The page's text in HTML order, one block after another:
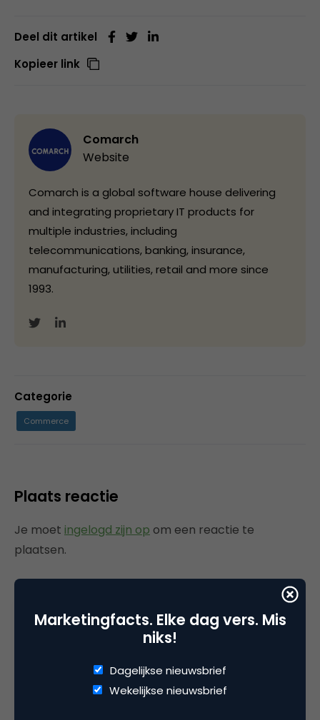
Deel dit artikel
Kopieer link
Comarch
Website
Comarch is a global software house delivering
and integrating proprietary IT products for
multiple industries, including
telecommunications, banking, insurance,
manufacturing, utilities, retail and more since
1993.
Categorie
Commerce
Plaats reactie
Je moet ingelogd zijn op om een reactie te
plaatsen.
Gerelateerde artikelen
Rebel with or without a cause?
Wake-upcall voor ontwerpers
en merkeigenaren
Marketingfacts. Elke dag vers. Mis
niks!
Dagelijkse nieuwsbrief
Wekelijkse nieuwsbrief